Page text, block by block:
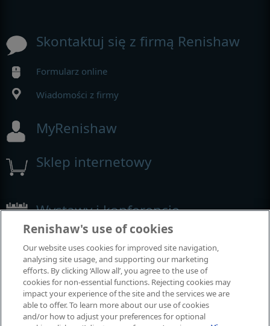
Skontaktuj się z firmą Renishaw
Formularz online
Wiadomości z firmy
MyRenishaw
Sklep internetowy
Wystawy i konferencje
Renishaw's use of cookies
Our website uses cookies for improved site navigation,
analysing site usage, and supporting our marketing
efforts. By clicking ‘Allow all’, you agree to the use of
cookies for non-essential functions. Rejecting cookies may
impact your experience of the site and the services we are
able to offer. To learn more about our use of cookies
and/or how to adjust your preferences for optional